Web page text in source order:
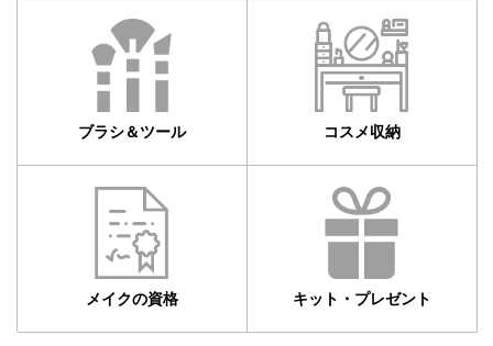
ブラシ＆ツール コスメ収納
メイクの資格 キット・プレゼント